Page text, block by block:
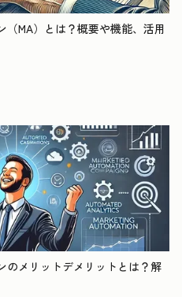
MA）とは？概要や機能、活用
のメリットデメリットとは？解